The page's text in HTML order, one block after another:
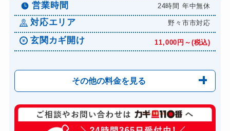
営業時間 24時間 年中無休
対応エリア 野々市市対応
玄関カギ開け 11,000円～(税込)
その他の料金を見る
玄関カギ修理 6,600円～(税込)